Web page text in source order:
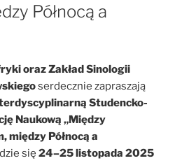
Północą a
oraz Zakład Sinologii
serdecznie zapraszają
Studencko-
Naukową „Między
między Północą a
się 24–25 listopada 2025